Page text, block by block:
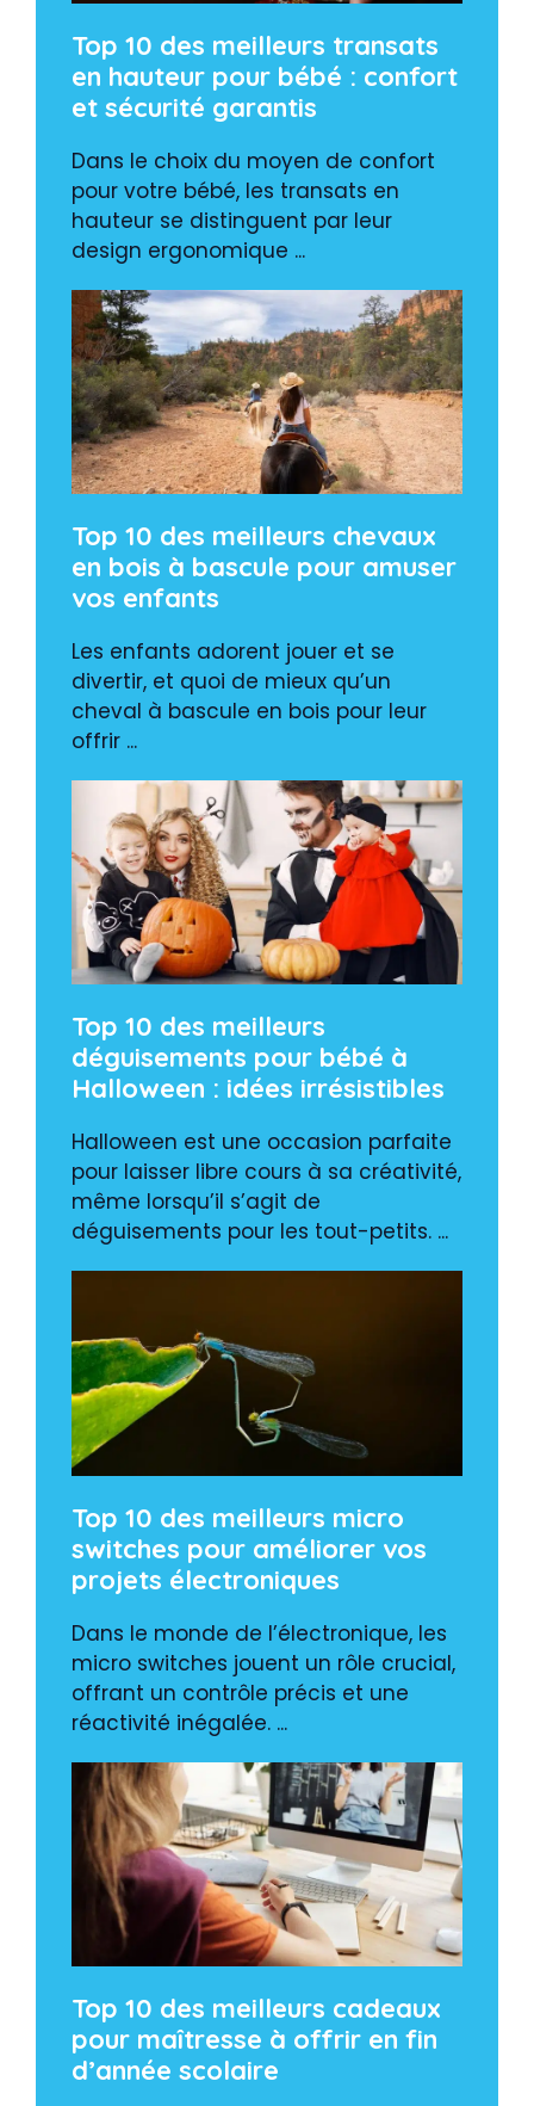
Top 10 des meilleurs transats
en hauteur pour bébé : confort
et sécurité garantis
Dans le choix du moyen de confort
pour votre bébé, les transats en
hauteur se distinguent par leur
design ergonomique ...
Top 10 des meilleurs chevaux
en bois à bascule pour amuser
vos enfants
Les enfants adorent jouer et se
divertir, et quoi de mieux qu’un
cheval à bascule en bois pour leur
offrir ...
Top 10 des meilleurs
déguisements pour bébé à
Halloween : idées irrésistibles
Halloween est une occasion parfaite
pour laisser libre cours à sa créativité,
même lorsqu’il s’agit de
déguisements pour les tout-petits. ...
Top 10 des meilleurs micro
switches pour améliorer vos
projets électroniques
Dans le monde de l’électronique, les
micro switches jouent un rôle crucial,
offrant un contrôle précis et une
réactivité inégalée. ...
Top 10 des meilleurs cadeaux
pour maîtresse à offrir en fin
d’année scolaire